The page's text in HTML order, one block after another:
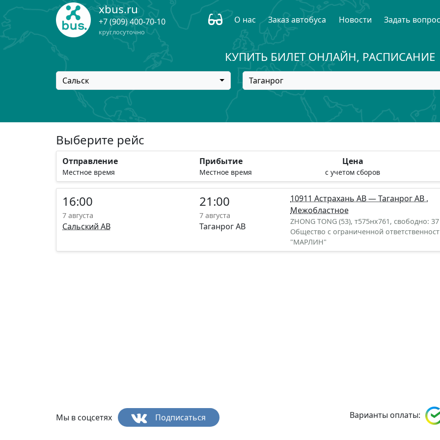
xbus.ru
+7 (909) 400-70-10
круглосуточно
О нас Заказ автобуса Новости Задать
КУПИТЬ БИЛЕТ ОНЛАЙН, РАСПИСАНИЕ
Сальск Таганрог
Выберите рейс
Отправление
Местное время
Прибытие
Местное время
Цена
с учетом сборов
16:00
7 августа
Сальский АВ
21:00
7 августа
Таганрог АВ
10911 Астрахань АВ — Таганрог АВ ,
Межобластное
ZHONG TONG (53), т575нх761, свободно: 37
Общество с ограниченной
"МАРЛИН"
Мы в соцсетях Подписаться Варианты оплаты: